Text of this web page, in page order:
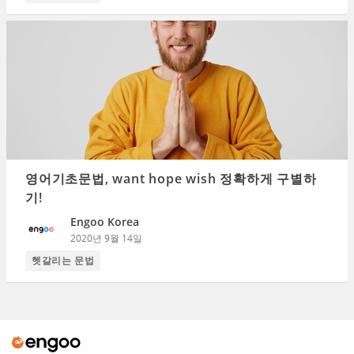
영어기초문법, want hope wish 정확하게 구별하
기!
Engoo Korea
2020년 9월 14일
헷갈리는 문법